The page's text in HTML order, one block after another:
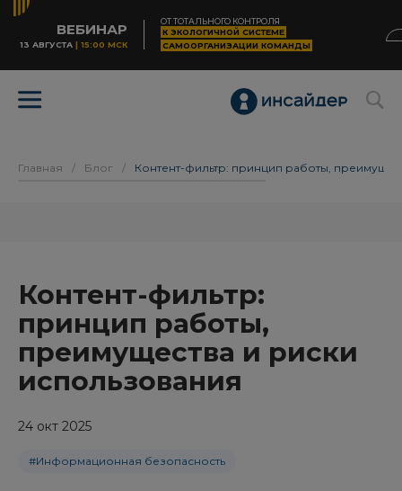
ВЕБИНАР
13 АВГУСТА | 15:00 МСК
ОТ ТОТАЛЬНОГО КОНТРОЛЯ
К ЭКОЛОГИЧНОЙ СИСТЕМЕ
САМООРГАНИЗАЦИИ КОМАНДЫ
Главная / Блог / Контент-фильтр: принцип работы,
Контент-фильтр:
принцип работы,
преимущества и риски
использования
24 окт 2025
#Информационная безопасность